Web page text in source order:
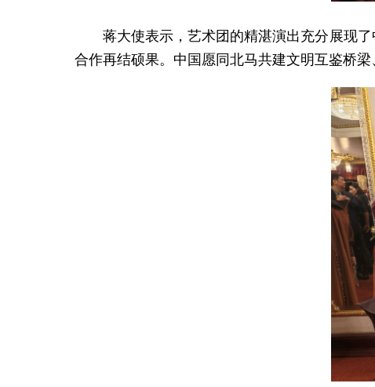
蒋大使表示，艺术团的精湛演出充分展现
合作再结硕果。中国愿同北马共建文明互鉴桥